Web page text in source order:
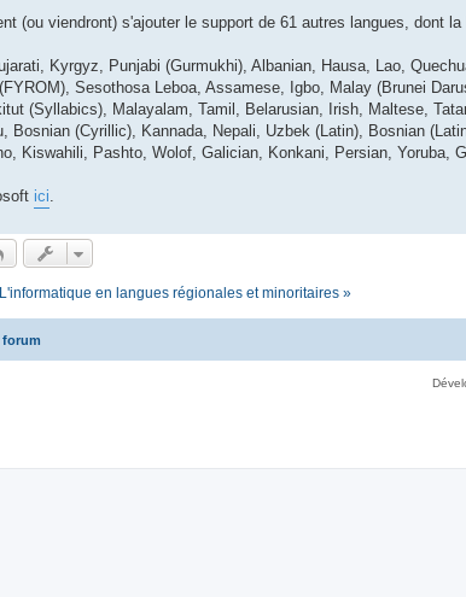
(ou viendront) s'ajouter le support de 61 autres langues, dont
Kyrgyz, Punjabi (Gurmukhi), Albanian, Hausa, Lao,
Sesothosa Leboa, Assamese, Igbo, Malay (Brunei
(Syllabics), Malayalam, Tamil, Belarusian, Irish, Maltese,
Bosnian (Cyrillic), Kannada, Nepali, Uzbek (Latin), Bosnian
Kiswahili, Pashto, Wolof, Galician, Konkani, Persian, Yoruba,
ici
en langues régionales et minoritaires »